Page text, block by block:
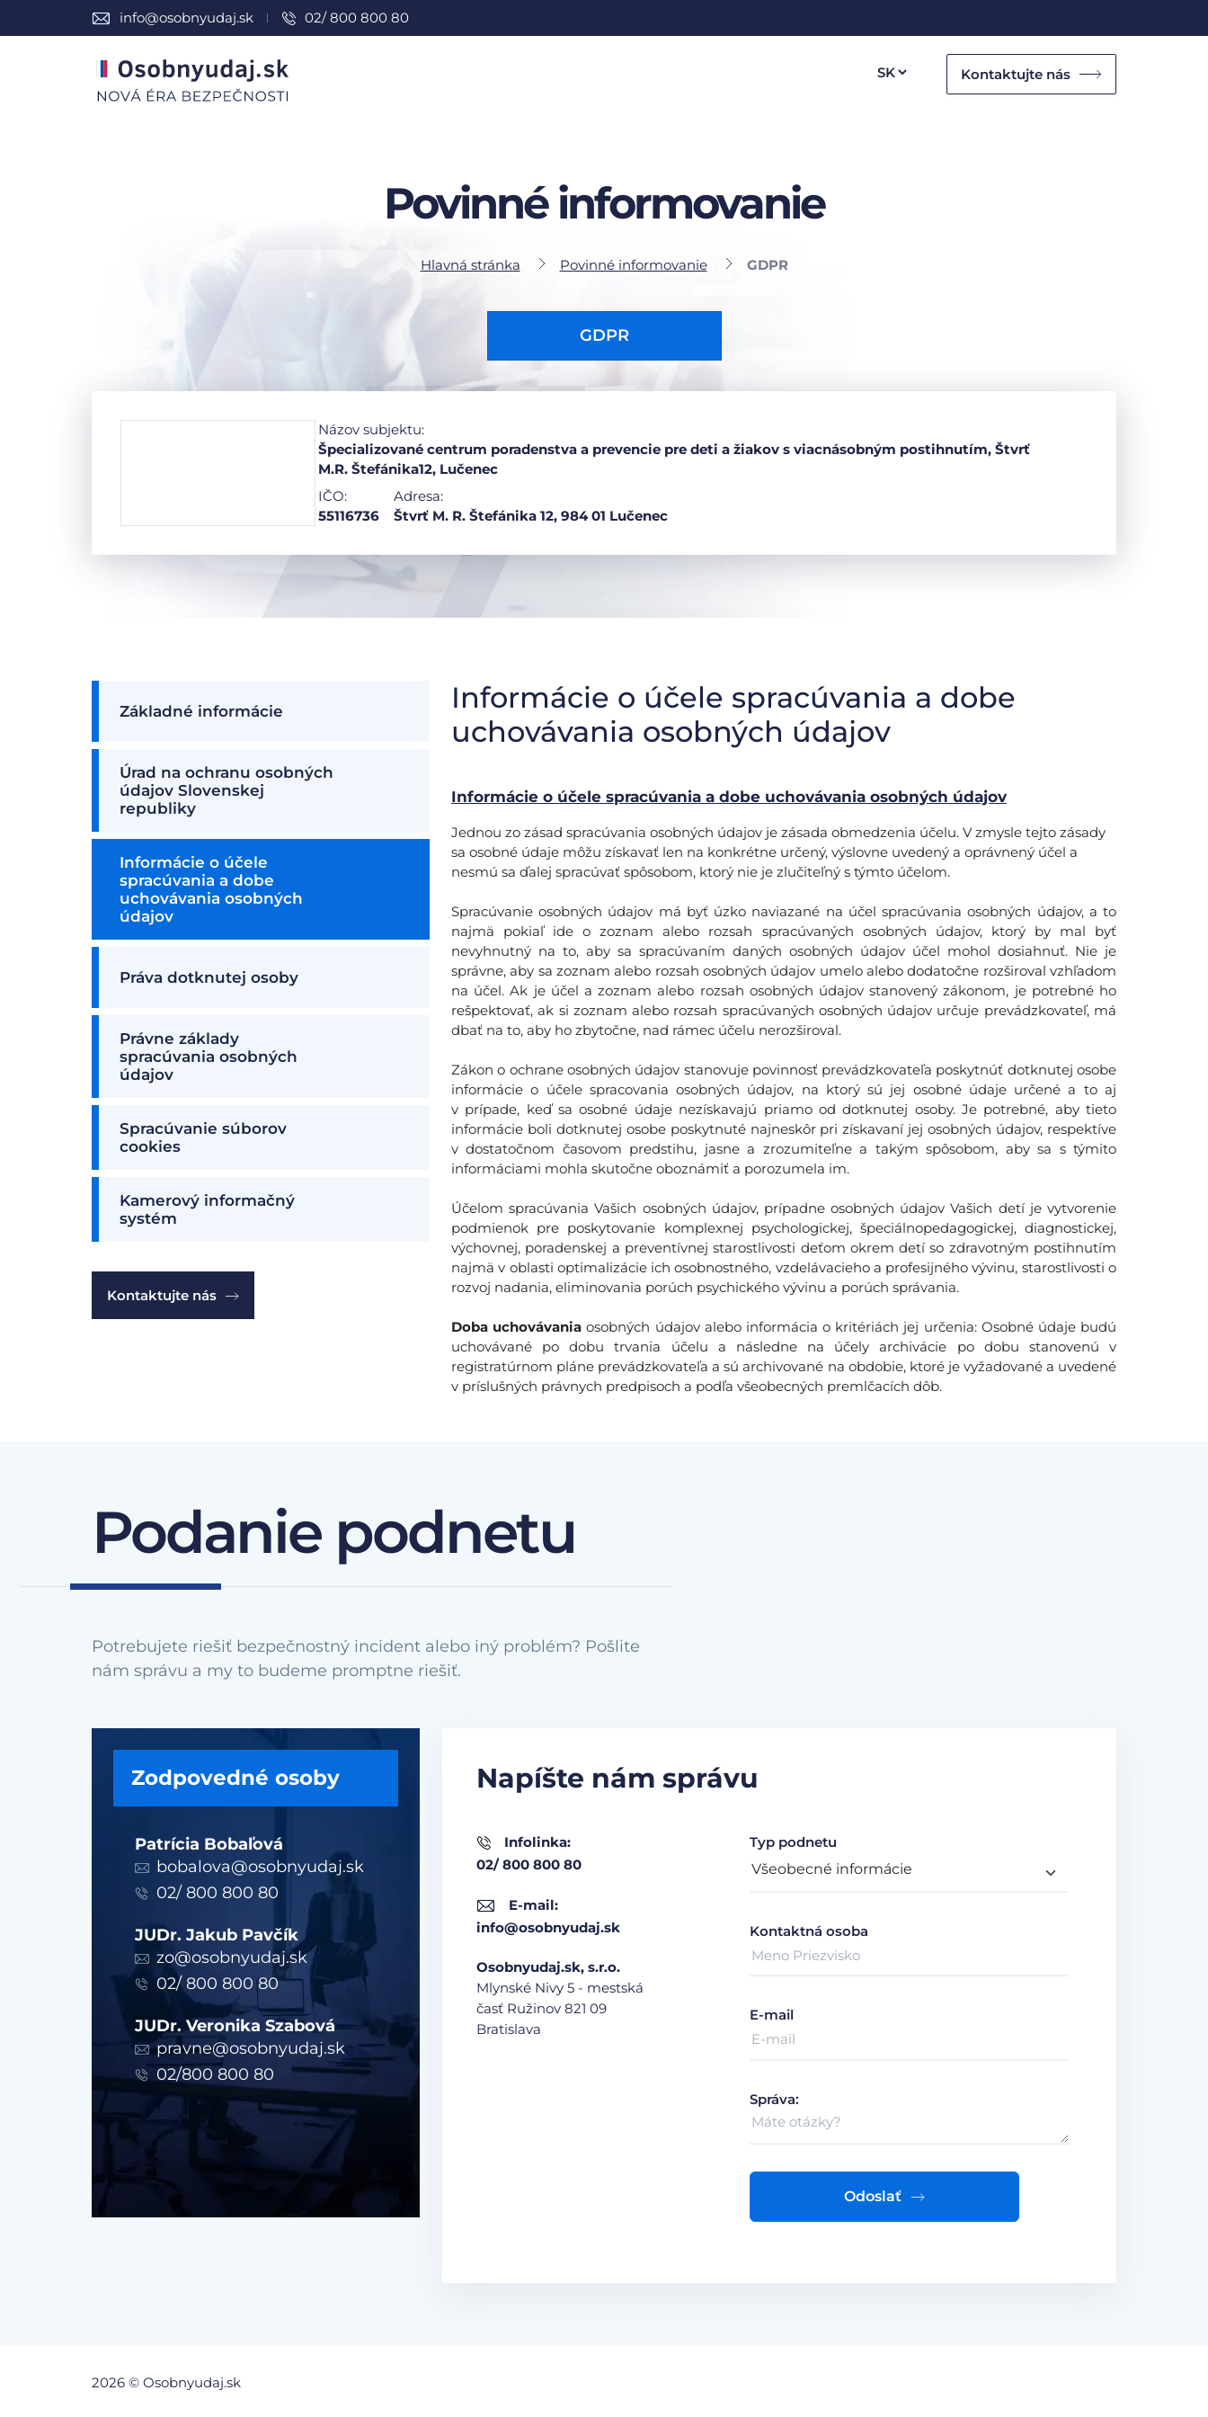
info@osobnyudaj.sk 02/ 800 800 80
Kontaktujte nás
Povinné informovanie
Hlavná stránka Povinné informovanie GDPR
GDPR
Názov subjektu:
Špecializované centrum poradenstva a prevencie pre deti a žiakov s viacnásobným postihnutím, Štvrť
M.R. Štefánika12, Lučenec
IČO:
55116736
Adresa:
Štvrť M. R. Štefánika 12, 984 01 Lučenec
Základné informácie
Úrad na ochranu osobných
údajov Slovenskej
republiky
Informácie o účele
spracúvania a dobe
uchovávania osobných
údajov
Práva dotknutej osoby
Právne základy
spracúvania osobných
údajov
Spracúvanie súborov
cookies
Kamerový informačný
systém
Kontaktujte nás
Informácie o účele spracúvania a dobe
uchovávania osobných údajov
Informácie o účele spracúvania a dobe uchovávania osobných údajov
Jednou zo zásad spracúvania osobných údajov je zásada obmedzenia účelu. V zmysle tejto zásady
sa osobné údaje môžu získavať len na konkrétne určený, výslovne uvedený a oprávnený účel a
nesmú sa ďalej spracúvať spôsobom, ktorý nie je zlučiteľný s týmto účelom.
Spracúvanie osobných údajov má byť úzko naviazané na účel spracúvania osobných údajov, a to
najmä pokiaľ ide o zoznam alebo rozsah spracúvaných osobných údajov, ktorý by mal byť
nevyhnutný na to, aby sa spracúvaním daných osobných údajov účel mohol dosiahnuť. Nie je
správne, aby sa zoznam alebo rozsah osobných údajov umelo alebo dodatočne rozširoval vzhľadom
na účel. Ak je účel a zoznam alebo rozsah osobných údajov stanovený zákonom, je potrebné ho
rešpektovať, ak si zoznam alebo rozsah spracúvaných osobných údajov určuje prevádzkovateľ, má
dbať na to, aby ho zbytočne, nad rámec účelu nerozširoval.
Zákon o ochrane osobných údajov stanovuje povinnosť prevádzkovateľa poskytnúť dotknutej osobe
informácie o účele spracovania osobných údajov, na ktorý sú jej osobné údaje určené a to aj
v prípade, keď sa osobné údaje nezískavajú priamo od dotknutej osoby. Je potrebné, aby tieto
informácie boli dotknutej osobe poskytnuté najneskôr pri získavaní jej osobných údajov, respektíve
v dostatočnom časovom predstihu, jasne a zrozumiteľne a takým spôsobom, aby sa s týmito
informáciami mohla skutočne oboznámiť a porozumela im.
Účelom spracúvania Vašich osobných údajov, prípadne osobných údajov Vašich detí je vytvorenie
podmienok pre poskytovanie komplexnej psychologickej, špeciálnopedagogickej, diagnostickej,
výchovnej, poradenskej a preventívnej starostlivosti deťom okrem detí so zdravotným postihnutím
najmä v oblasti optimalizácie ich osobnostného, vzdelávacieho a profesijného vývinu, starostlivosti o
rozvoj nadania, eliminovania porúch psychického vývinu a porúch správania.
Doba uchovávania osobných údajov alebo informácia o kritériách jej určenia: Osobné údaje budú
uchovávané po dobu trvania účelu a následne na účely archivácie po dobu stanovenú v
registratúrnom pláne prevádzkovateľa a sú archivované na obdobie, ktoré je vyžadované a uvedené
v príslušných právnych predpisoch a podľa všeobecných premlčacích dôb.
Podanie podnetu
Potrebujete riešiť bezpečnostný incident alebo iný problém? Pošlite
Zodpovedné osoby
Patrícia Bobaľová
bobalova@osobnyudaj.sk
02/ 800 800 80
JUDr. Jakub Pavčík
zo@osobnyudaj.sk
02/ 800 800 80
JUDr. Veronika Szabová
pravne@osobnyudaj.sk
02/800 800 80
Napíšte nám správu
Infolinka:
02/ 800 800 80
E-mail:
info@osobnyudaj.sk
Osobnyudaj.sk, s.r.o.
Mlynské Nivy 5 - mestská
časť Ružinov 821 09
Bratislava
Typ podnetu
Kontaktná osoba
E-mail
Správa:
Odoslať
2026 © Osobnyudaj.sk